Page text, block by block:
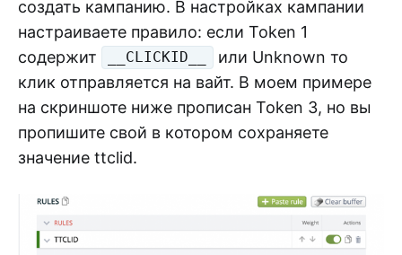
создать кампанию. В настройках кампании
настраиваете правило: если Token 1
содержит
__CLICKID__
или Unknown то
клик отправляется на вайт. В моем примере
на скриншоте ниже прописан Token 3, но вы
пропишите свой в котором сохраняете
значение ttclid.